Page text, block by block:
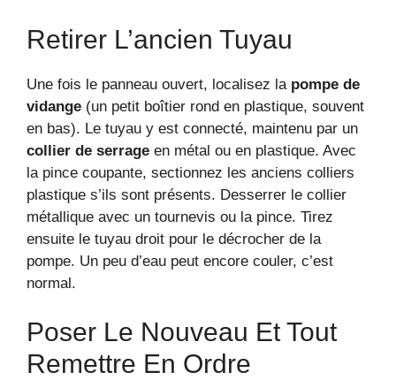
Retirer L’ancien Tuyau
Une fois le panneau ouvert, localisez la pompe de
vidange (un petit boîtier rond en plastique, souvent
en bas). Le tuyau y est connecté, maintenu par un
collier de serrage en métal ou en plastique. Avec
la pince coupante, sectionnez les anciens colliers
plastique s’ils sont présents. Desserrer le collier
métallique avec un tournevis ou la pince. Tirez
ensuite le tuyau droit pour le décrocher de la
pompe. Un peu d’eau peut encore couler, c’est
normal.
Poser Le Nouveau Et Tout
Remettre En Ordre